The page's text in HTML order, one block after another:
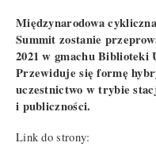
Międzynarodowa
Summit zostanie
2021 w gmachu Biblioteki
Przewiduje się formę
uczestnictwo w trybie
i publiczności.
Link do strony: